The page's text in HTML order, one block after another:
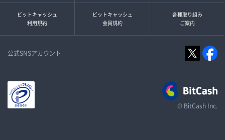
ビットキャッシュ
利用規約
ビットキャッシュ
会員規約
各種取り組み
ご案内
公式SNSアカウント
© BitCash Inc.